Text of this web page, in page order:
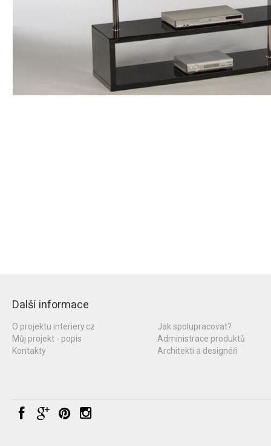
Další informace
O projektu interiery.cz
Můj projekt - popis
Kontakty
Jak spolupracovat?
Administrace produktů
Architekti a designéři